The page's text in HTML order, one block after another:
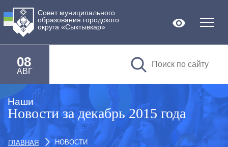
Совет муниципального
образования городского
округа «Сыктывкар»
08
АВГ
Версия
Наши
Новости за декабрь 2015 года
ГЛАВНАЯ НОВОСТИ